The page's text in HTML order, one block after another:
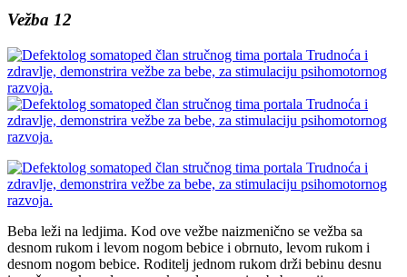
Vežba 12
Beba leži na ledjima. Kod ove vežbe naizmenično se vežba sa
desnom rukom i levom nogom bebice i obrnuto, levom rukom i
desnom nogom bebice. Roditelj jednom rukom drži bebinu desnu